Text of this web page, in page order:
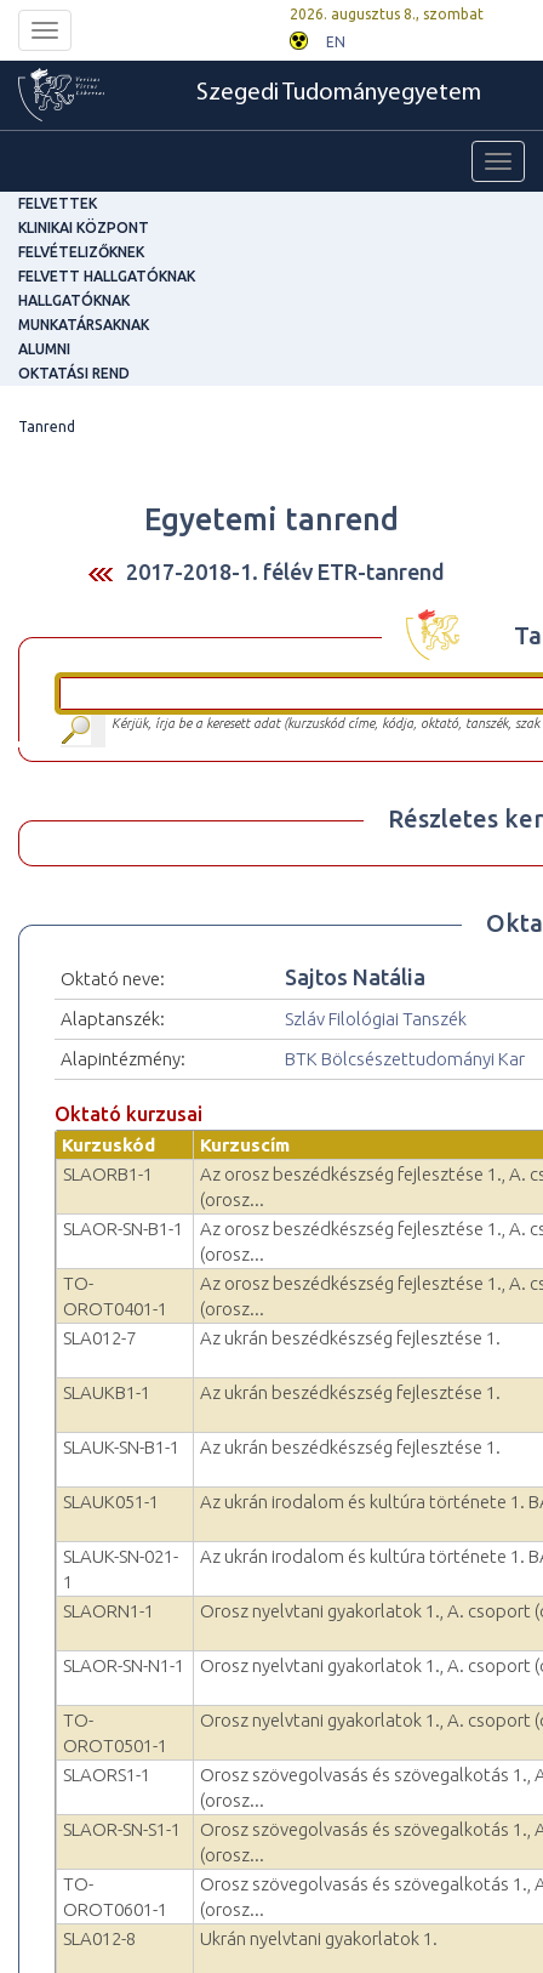
Toggle
navigation
2026. augusztus 8., szombat
EN
Szegedi Tudományegyetem
FELVETTEK
KLINIKAI KÖZPONT
FELVÉTELIZŐKNEK
FELVETT HALLGATÓKNAK
HALLGATÓKNAK
MUNKATÁRSAKNAK
ALUMNI
OKTATÁSI REND
Tanrend
Egyetemi tanrend
2017-2018-1. félév ETR-tanrend
Kérjük, írja be a keresett adat (kurzuskód címe, kódja, oktató, tanszék,
Részletes
Oktató neve: Sajtos Natália
Alaptanszék:
Szláv Filológiai Tanszék
Alapintézmény:
BTK Bölcsészettudományi Kar
Oktató kurzusai
Kurzuskód
Kurzuscím
SLAORB1-1
Az orosz beszédkészség fejlesztése 1., A.
(orosz...
SLAOR-SN-B1-1
Az orosz beszédkészség fejlesztése 1., A.
(orosz...
TO-
OROT0401-1
Az orosz beszédkészség fejlesztése 1., A.
(orosz...
SLA012-7
Az ukrán beszédkészség fejlesztése 1.
SLAUKB1-1 Az ukrán beszédkészség fejlesztése 1.
SLAUK-SN-B1-1 Az ukrán beszédkészség fejlesztése 1.
SLAUK051-1 Az ukrán irodalom és kultúra története 1.
SLAUK-SN-021-
1
Az ukrán irodalom és kultúra története 1.
SLAORN1-1 Orosz nyelvtani gyakorlatok 1., A. csoport
SLAOR-SN-N1-1 Orosz nyelvtani gyakorlatok 1., A. csoport
TO-
OROT0501-1
Orosz nyelvtani gyakorlatok 1., A. csoport
SLAORS1-1
Orosz szövegolvasás és szövegalkotás 1.,
(orosz...
SLAOR-SN-S1-1
Orosz szövegolvasás és szövegalkotás 1.,
(orosz...
TO-
OROT0601-1
Orosz szövegolvasás és szövegalkotás 1.,
(orosz...
SLA012-8
Ukrán nyelvtani gyakorlatok 1.